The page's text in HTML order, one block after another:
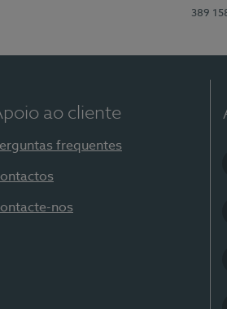
389
ao cliente
frequentes
nos